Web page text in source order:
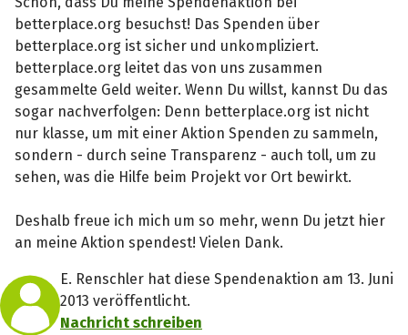
betterplace.org besuchst! Das Spenden über
betterplace.org ist sicher und unkompliziert.
betterplace.org leitet das von uns zusammen
gesammelte Geld weiter. Wenn Du willst, kannst Du das
sogar nachverfolgen: Denn betterplace.org ist nicht
nur klasse, um mit einer Aktion Spenden zu sammeln,
sondern - durch seine Transparenz - auch toll, um zu
sehen, was die Hilfe beim Projekt vor Ort bewirkt.
Deshalb freue ich mich um so mehr, wenn Du jetzt hier
an meine Aktion spendest! Vielen Dank.
E. Renschler hat diese Spendenaktion am 13. Juni
2013 veröffentlicht.
Nachricht schreiben